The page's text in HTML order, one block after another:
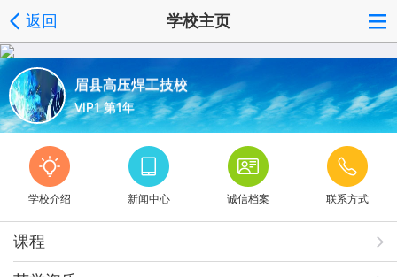
返回 学校主页
眉县高压焊工技校
VIP1 第1年
学校介绍 新闻中心 诚信档案 联系方式
课程